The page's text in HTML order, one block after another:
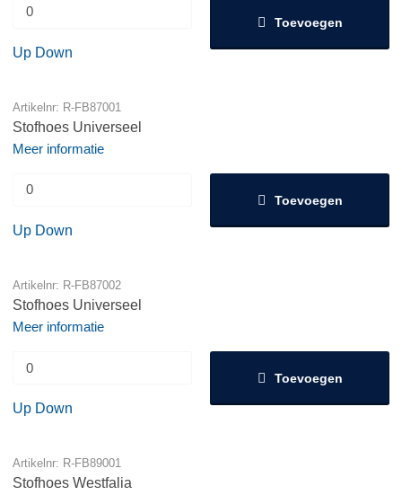
Up Down
Toevoegen
Artikelnr: R-FB87001
Stofhoes Universeel
Meer informatie
Up Down
Toevoegen
Artikelnr: R-FB87002
Stofhoes Universeel
Meer informatie
Up Down
Toevoegen
Artikelnr: R-FB89001
Stofhoes Westfalia